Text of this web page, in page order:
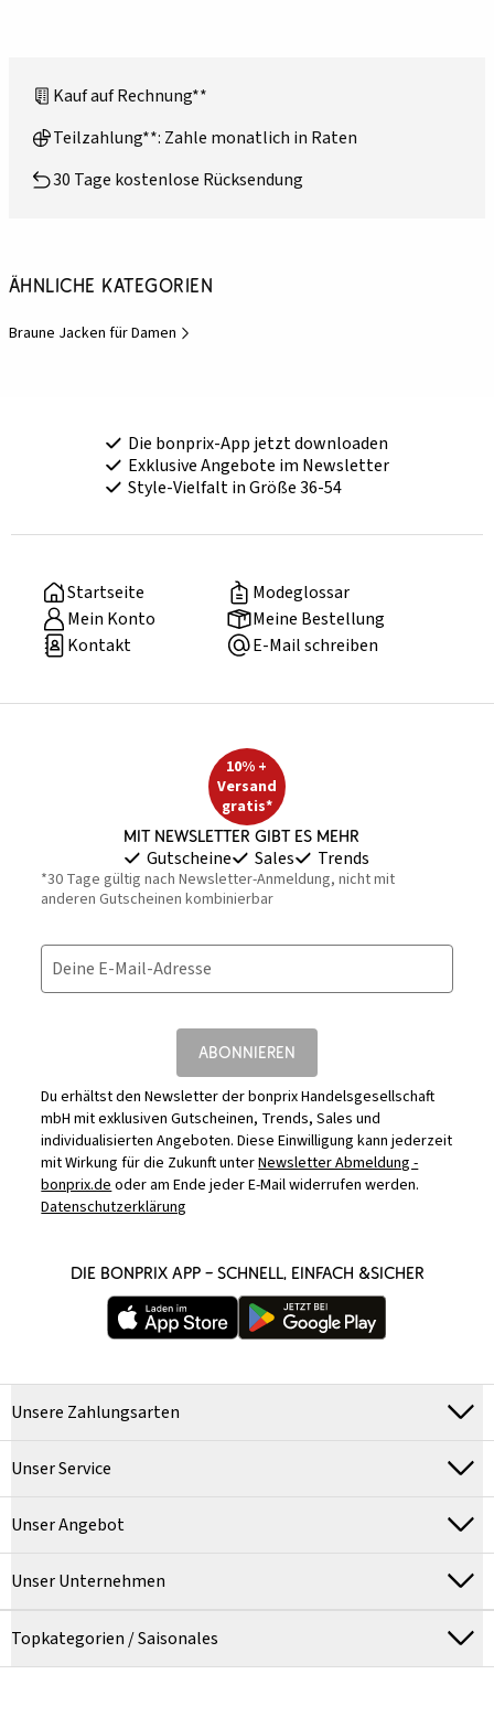
Kauf auf Rechnung**
Teilzahlung**: Zahle monatlich in Raten
30 Tage kostenlose Rücksendung
Ähnliche Kategorien
Braune Jacken für Damen
Die bonprix-App jetzt downloaden
Exklusive Angebote im Newsletter
Style-Vielfalt in Größe 36-54
Startseite
Modeglossar
Mein Konto
Meine Bestellung
Kontakt
E-Mail schreiben
10% +
Versand
gratis*
Mit Newsletter gibt es mehr
Gutscheine Sales Trends
*30 Tage gültig nach Newsletter-Anmeldung, nicht mit
anderen Gutscheinen kombinierbar
Deine E-Mail-Adresse
ABONNIEREN
Du erhältst den Newsletter der bonprix Handelsgesellschaft
mbH mit exklusiven Gutscheinen, Trends, Sales und
individualisierten Angeboten. Diese Einwilligung kann jederzeit
mit Wirkung für die Zukunft unterNewsletter Abmeldung -
bonprix.deoder am Ende jeder E-Mail widerrufen werden.
Datenschutzerklärung
DIE BONPRIX APP – SCHNELL, EINFACH &SICHER
Unsere Zahlungsarten
Unser Service
Unser Angebot
Unser Unternehmen
Topkategorien / Saisonales